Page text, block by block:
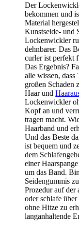
Der
bekommen und
Material
Kunstseide- und
Lockenwickler
dehnbarer. Das
curler ist perfekt
Das Ergebnis?
alle wissen, dass
großen Schaden
Haar und
Lockenwickler
Kopf an und
tragen macht.
Haarband und
Und das Beste
ist bequem und
dem
einer
um das Band.
Seidengummis
Prozedur auf der
oder schlafe
ohne Hitze zu
langanhaltende